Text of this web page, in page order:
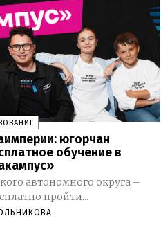
югорчан
обучение в
автономного округа –
пройти...